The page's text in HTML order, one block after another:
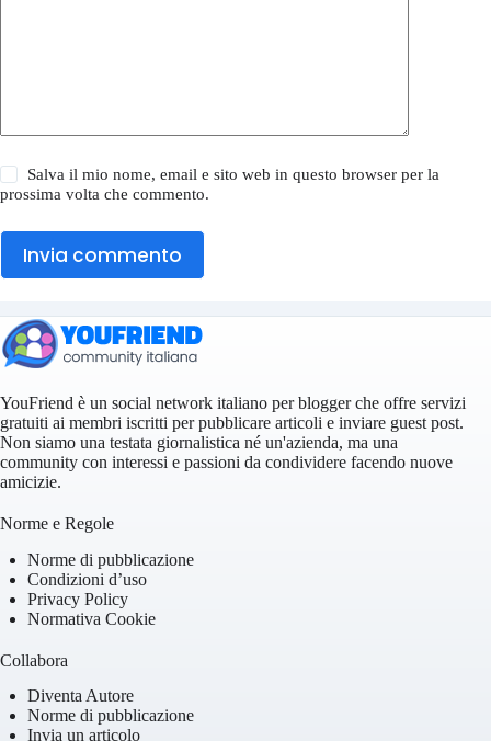
Salva il mio nome, email e sito web in questo browser per la
prossima volta che commento.
Invia commento
YouFriend è un social network italiano per blogger che offre servizi
gratuiti ai membri iscritti per pubblicare articoli e inviare guest post.
Non siamo una testata giornalistica né un'azienda, ma una
community con interessi e passioni da condividere facendo nuove
amicizie.
Norme e Regole
Norme di pubblicazione
Condizioni d’uso
Privacy Policy
Normativa Cookie
Collabora
Diventa Autore
Norme di pubblicazione
Invia un articolo